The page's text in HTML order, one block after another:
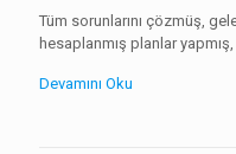
Tüm sorunlarını çözmüş,
hesaplanmış planlar
Devamını Oku